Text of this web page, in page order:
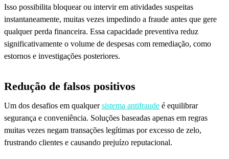
Isso possibilita bloquear ou intervir em atividades suspeitas
instantaneamente, muitas vezes impedindo a fraude antes que gere
qualquer perda financeira. Essa capacidade preventiva reduz
significativamente o volume de despesas com remediação, como
estornos e investigações posteriores.
Redução de falsos positivos
Um dos desafios em qualquersistema antifraude é equilibrar
segurança e conveniência. Soluções baseadas apenas em regras
muitas vezes negam transações legítimas por excesso de zelo,
frustrando clientes e causando prejuízo reputacional.